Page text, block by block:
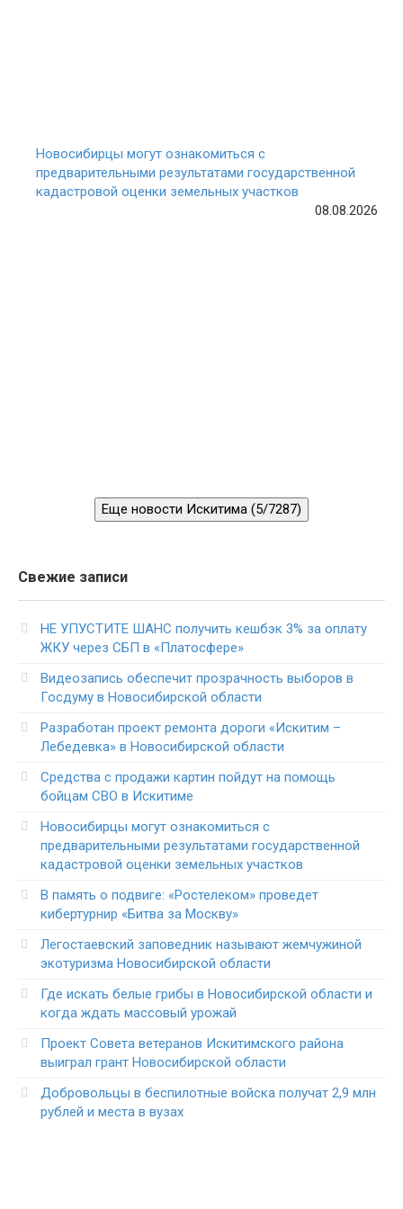
Новосибирцы могут ознакомиться с
предварительными результатами государственной
кадастровой оценки земельных участков
08.08.2026
Еще новости Искитима (5/7287)
Свежие записи
НЕ УПУСТИТЕ ШАНС получить кешбэк 3% за оплату
ЖКУ через СБП в «Платосфере»
Видеозапись обеспечит прозрачность выборов в
Госдуму в Новосибирской области
Разработан проект ремонта дороги «Искитим –
Лебедевка» в Новосибирской области
Средства с продажи картин пойдут на помощь
бойцам СВО в Искитиме
Новосибирцы могут ознакомиться с
предварительными результатами государственной
кадастровой оценки земельных участков
В память о подвиге: «Ростелеком» проведет
кибертурнир «Битва за Москву»
Легостаевский заповедник называют жемчужиной
экотуризма Новосибирской области
Где искать белые грибы в Новосибирской области и
когда ждать массовый урожай
Проект Совета ветеранов Искитимского района
выиграл грант Новосибирской области
Добровольцы в беспилотные войска получат 2,9 млн
рублей и места в вузах